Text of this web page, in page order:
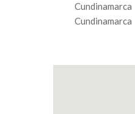
Cundinamarca
Cundinamarca